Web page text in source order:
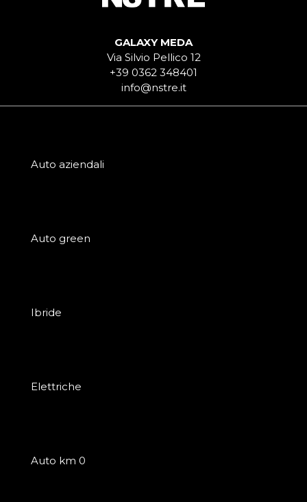
GALAXY MEDA
Via Silvio Pellico 12
+39 0362 348401
info@nstre.it
Auto aziendali
Auto green
Ibride
Elettriche
Auto km 0